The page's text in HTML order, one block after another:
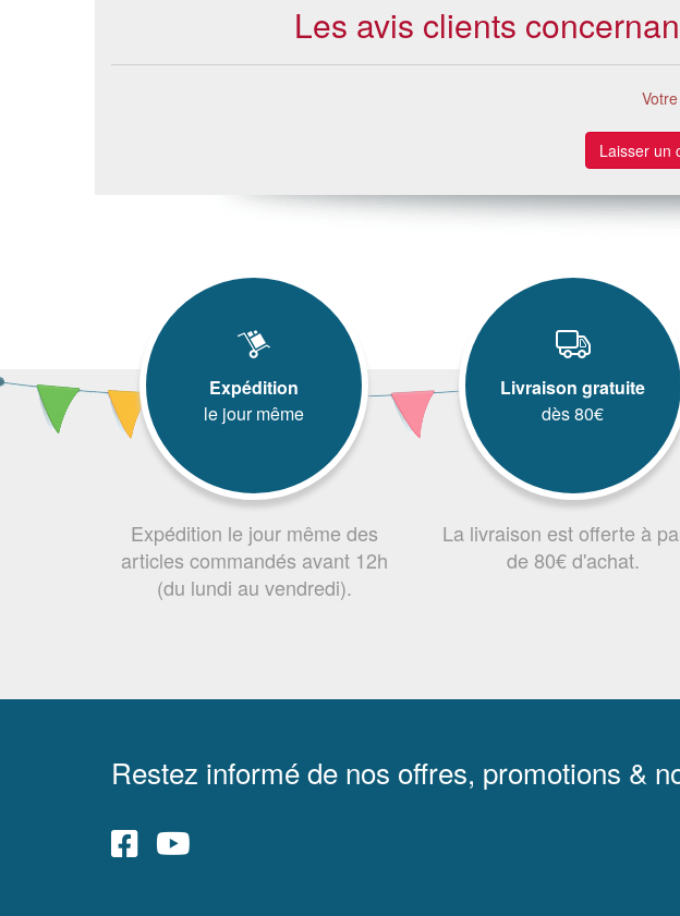
Les avis clients
Laisser un
Expédition
le jour même
Expédition le jour même des
articles commandés avant 12h
(du lundi au vendredi).
Livraison gratuite
dès 80€
La livraison est offerte à
de 80€ d'achat.
Restez informé de nos offres, promotions &